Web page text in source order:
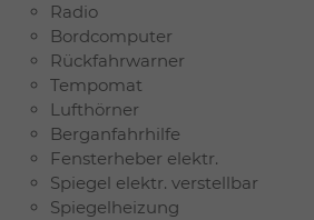
Radio
Bordcomputer
Rückfahrwarner
Tempomat
Lufthörner
Berganfahrhilfe
Fensterheber elektr.
Spiegel elektr. verstellbar
Spiegelheizung